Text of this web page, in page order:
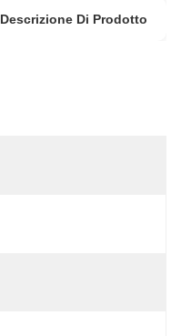
Descrizione Di Prodotto